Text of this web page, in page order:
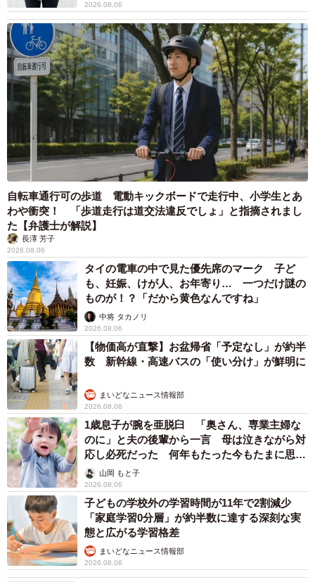
2026.08.06
自転車通行可の歩道 電動キックボードで走行中、小学生とあ
わや衝突！ 「歩道走行は道交法違反でしょ」と指摘されまし
た【弁護士が解説】
長澤 芳子
2026.08.06
タイの電車の中で見た優先席のマーク 子ど
も、妊娠、けが人、お年寄り… 一つだけ謎の
ものが！？「だから黄色なんですね」
中将 タカノリ
2026.08.06
【物価高が直撃】お盆帰省「予定なし」が約半
数 新幹線・高速バスの「使い分け」が鮮明に
まいどなニュース情報部
2026.08.06
1歳息子が腕を亜脱臼 「奥さん、専業主婦な
のに」と夫の後輩から一言 母は泣きながら対
応し必死だった 何年もたった今もたまに思い
出し…山岡 もと子
2026.08.06
子どもの学校外の学習時間が11年で2割減少
「家庭学習0分層」が約半数に達する深刻な実
態と広がる学習格差
まいどなニュース情報部
2026.08.06